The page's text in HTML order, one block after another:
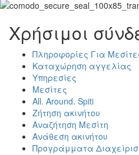
Χρήσιμοι
Πληροφορίες Για
Καταχώρηση αγγελίας
Υπηρεσίες
Μεσίτες
All. Around. Spiti
Ζήτηση ακινήτου
Αναζήτηση Μεσίτη
Ανάθεση ακινήτου
Προγράμματα